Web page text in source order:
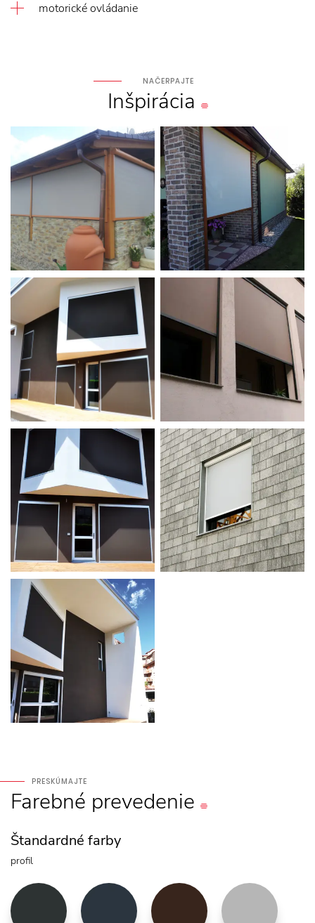
motorické ovládanie
NAČERPAJTE
Inšpirácia
PRESKÚMAJTE
Farebné prevedenie
Štandardné farby
profil